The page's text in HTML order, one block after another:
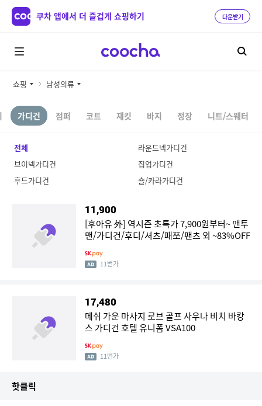
쿠차 앱에서 더 즐겁게 쇼핑하기 다운받기
쇼핑 남성의류
가디건 점퍼 코트 재킷 바지 정장 니트/스웨터
전체
라운드넥가디건
브이넥가디건
집업가디건
후드가디건
숄/카라가디건
11,900
[후아유 外] 역시즌 초특가 7,900원부터~ 맨투
맨/가디건/후디/셔츠/패쪼/팬츠 외 ~83%OFF
11번가
17,480
메쉬 가운 마사지 로브 골프 사우나 비치 바캉
스 가디건 호텔 유니폼 VSA100
11번가
핫클릭